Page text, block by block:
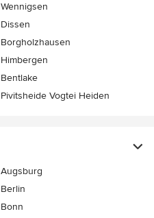
Wennigsen
Dissen
Borgholzhausen
Himbergen
Bentlake
Pivitsheide Vogtei Heiden
Augsburg
Berlin
Bonn